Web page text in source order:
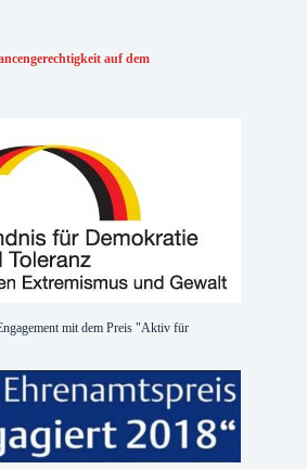
auf dem
mit dem Preis "Aktiv für